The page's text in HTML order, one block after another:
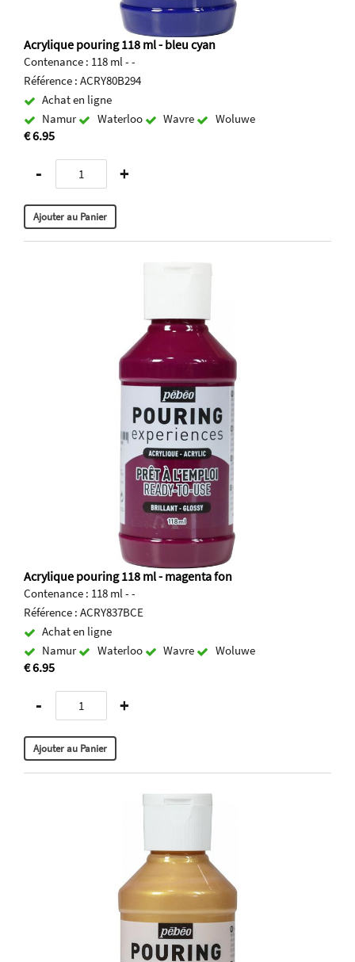
Acrylique pouring 118 ml - bleu cyan
Contenance : 118 ml - -
Référence : ACRY80B294
Achat en ligne
Namur
Waterloo Wavre Woluwe
€ 6.95
- +
Acrylique pouring 118 ml - magenta fon
Contenance : 118 ml - -
Référence : ACRY837BCE
Achat en ligne
Namur
Waterloo Wavre Woluwe
€ 6.95
- +